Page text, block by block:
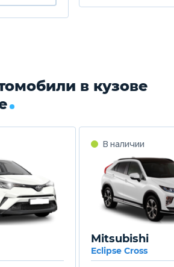
в кузове
Mitsubishi
Eclipse Cross